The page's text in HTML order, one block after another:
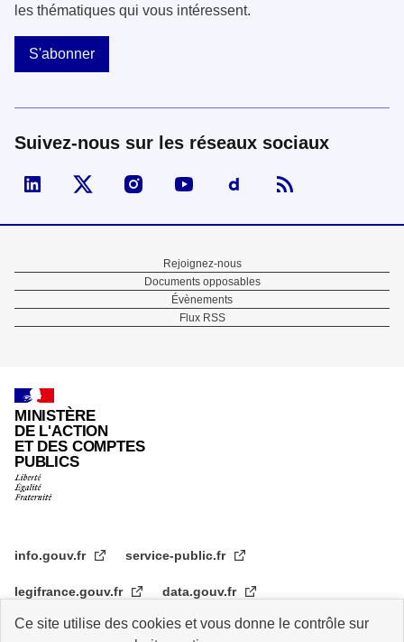
Ce site utilise des cookies et vous donne le contrôle sur
les thématiques qui vous intéressent.
S'abonner
Suivez-nous sur les réseaux sociaux
Visiter la page Linked In de fonction publique
Visiter la page X de fonction publique
Visiter la page Instagram de fonction
Visiter la page You Tube de
Visiter la page
Pied
de
Rejoignez-nous
Documents opposables
Évènements
Flux RSS
MINISTÈRE
DE L'ACTION
ET DES COMPTES
PUBLICS
info.gouv.fr service-public.fr
legifrance.gouv.fr data.gouv.fr
transformation.gouv.fr